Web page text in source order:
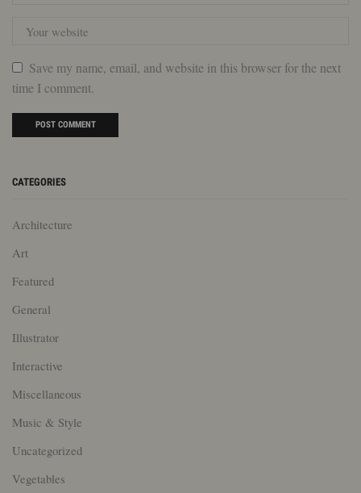
Save my name, email, and website in this browser for the next
time I comment.
CATEGORIES
Architecture
Art
Featured
General
Illustrator
Interactive
Miscellaneous
Music & Style
Uncategorized
Vegetables